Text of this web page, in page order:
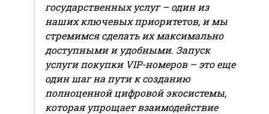
государственных услуг – один из
наших ключевых приоритетов, и мы
стремимся сделать их максимально
доступными и удобными. Запуск
услуги покупки VIP-номеров – это еще
один шаг на пути к созданию
полноценной цифровой экосистемы,
которая упрощает взаимодействие